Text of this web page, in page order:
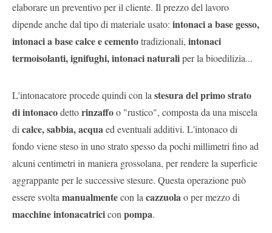
elaborare un preventivo per il cliente. Il prezzo del lavoro
dipende anche dal tipo di materiale usato: intonaci a base gesso,
intonaci a base calce e cementotradizionali, intonaci
termoisolanti, ignifughi, intonaci naturaliper la bioedilizia...
L'intonacatore procede quindi con lastesura del primo strato
di intonacodettorinzaffoo "rustico", composta da una miscela
dicalce, sabbia, acquaed eventuali additivi. L'intonaco di
fondo viene steso in uno strato spesso da pochi millimetri fino ad
alcuni centimetri in maniera grossolana, per rendere la superficie
aggrappante per le successive stesure. Questa operazione può
essere svoltamanualmentecon lacazzuolao per mezzo di
macchine intonacatriciconpompa.